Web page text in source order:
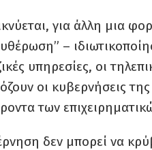
για άλλη μια
–
υπηρεσίες, οι
οι κυβερνήσεις
των
δεν μπορεί να